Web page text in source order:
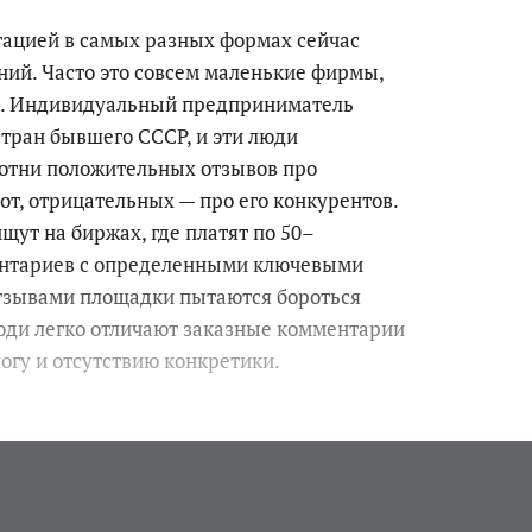
в самых разных формах сейчас
Часто это совсем маленькие фирмы,
Индивидуальный предприниматель
бывшего СССР, и эти люди
положительных отзывов про
отрицательных — про его конкурентов.
на биржах, где платят по 50–
с определенными ключевыми
площадки пытаются бороться
легко отличают заказные комментарии
и отсутствию конкретики.